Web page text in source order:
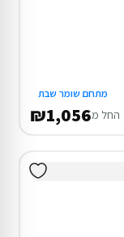
מתחם שומר שבת
החל מ₪1,056